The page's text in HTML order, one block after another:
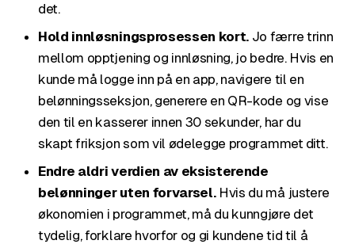
det.
Hold innløsningsprosessen kort. Jo færre trinn
mellom opptjening og innløsning, jo bedre. Hvis en
kunde må logge inn på en app, navigere til en
belønningsseksjon, generere en QR-kode og vise
den til en kasserer innen 30 sekunder, har du
skapt friksjon som vil ødelegge programmet ditt.
Endre aldri verdien av eksisterende
belønninger uten forvarsel.Hvis du må justere
økonomien i programmet, må du kunngjøre det
tydelig, forklare hvorfor og gi kundene tid til å